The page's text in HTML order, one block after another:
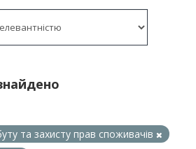
та захисту прав споживачів